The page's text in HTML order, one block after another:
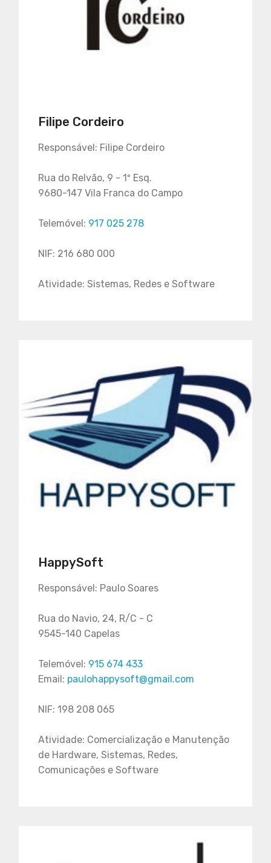
Filipe Cordeiro
Responsável: Filipe Cordeiro
Rua do Relvão, 9 - 1º Esq.
9680-147 Vila Franca do Campo
Telemóvel: 917 025 278
NIF: 216 680 000
Atividade: Sistemas, Redes e Software
HappySoft
Responsável: Paulo Soares
Rua do Navio, 24, R/C - C
9545-140 Capelas
Telemóvel: 915 674 433
Email: paulohappysoft@gmail.com
NIF: 198 208 065
Atividade: Comercialização e Manutenção
de Hardware, Sistemas, Redes,
Comunicações e Software